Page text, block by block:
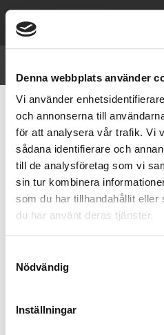
Denna webbplats använder
Vi använder
och annonserna till
för att analysera vår trafik. Vi
sådana identifierare och
till de analysföretag som vi
sin tur kombinera
som du har tillhandahållit eller
du har använt deras tjänster.
Nödvändig
Inställningar
STÖDBÄLTE (EN
Produkter Fallskyddsselar
Stödbälte - Easy
667,00 SEK